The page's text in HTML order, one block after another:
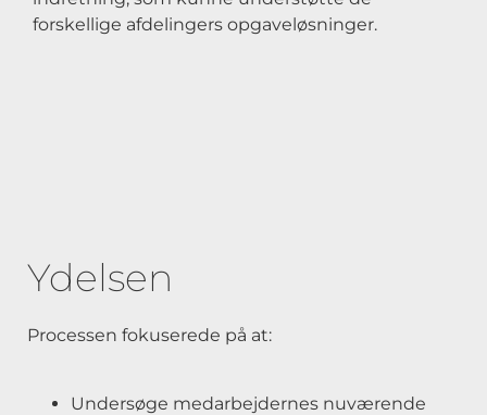
forskellige afdelingers opgaveløsninger.
Ydelsen
Processen fokuserede på at:
Undersøge medarbejdernes nuværende